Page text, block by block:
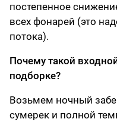
постепенное
всех фонарей (это
потока).
Почему такой
подборке?
Возьмем ночный
сумерек и полной